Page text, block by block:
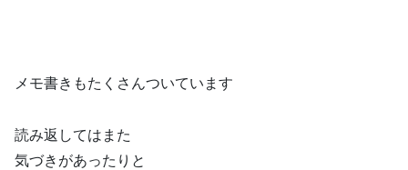
メモ書きもたくさんついています
読み返してはまた
気づきがあったりと